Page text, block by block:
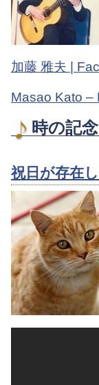
加藤 雅夫 |
Masao Kato –
時の記
祝日が存在